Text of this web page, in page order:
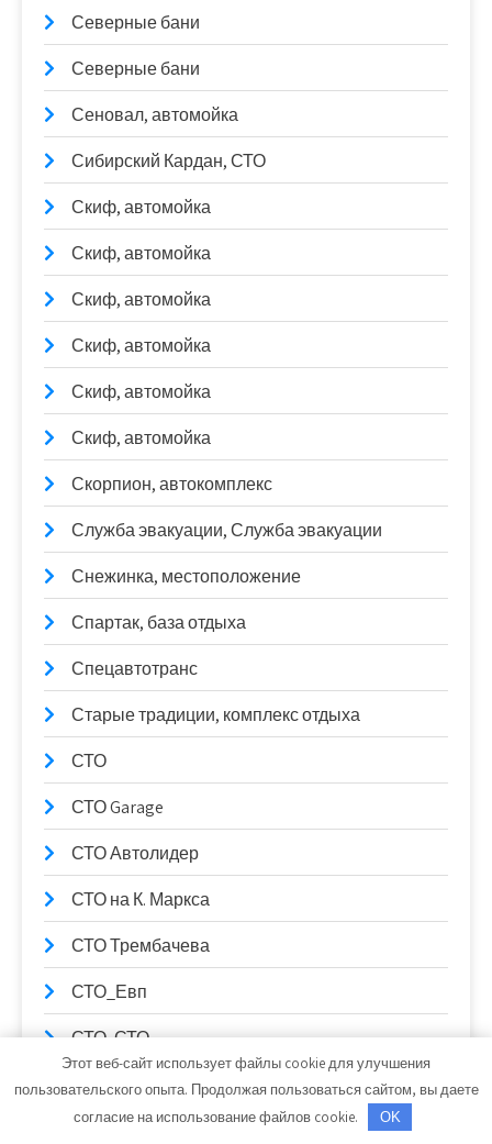
Северные бани
Северные бани
Сеновал, автомойка
Сибирский Кардан, СТО
Скиф, автомойка
Скиф, автомойка
Скиф, автомойка
Скиф, автомойка
Скиф, автомойка
Скиф, автомойка
Скорпион, автокомплекс
Служба эвакуации, Служба эвакуации
Снежинка, местоположение
Спартак, база отдыха
Спецавтотранс
Старые традиции, комплекс отдыха
СТО
СТО Garage
СТО Автолидер
СТО на К. Маркса
СТО Трембачева
СТО_Евп
СТО, СТО
СТО99
Столица Поморья, гостиница
Этот веб-сайт использует файлы cookie для улучшения
пользовательского опыта. Продолжая пользоваться сайтом, вы даете
согласие на использование файлов cookie.
OK